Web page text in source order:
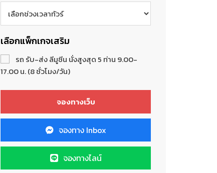
เลือกแพ็กเกจเสริม
รถ รับ-ส่ง ลีมูซีน นั่งสูงสุด 5 ท่าน 9.00-
17.00 น. (8 ชั่วโมง/วัน)
จองทาง Inbox
จองทางไลน์